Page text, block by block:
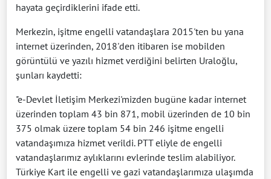
hayata geçirdiklerini ifade etti.
Merkezin, işitme engelli vatandaşlara 2015'ten bu yana
internet üzerinden, 2018'den itibaren ise mobilden
görüntülü ve yazılı hizmet verdiğini belirten Uraloğlu,
şunları kaydetti:
"e-Devlet İletişim Merkezi'mizden bugüne kadar internet
üzerinden toplam 43 bin 871, mobil üzerinden de 10 bin
375 olmak üzere toplam 54 bin 246 işitme engelli
vatandaşımıza hizmet verildi. PTT eliyle de engelli
vatandaşlarımız aylıklarını evlerinde teslim alabiliyor.
Türkiye Kart ile engelli ve gazi vatandaşlarımıza ulaşımda